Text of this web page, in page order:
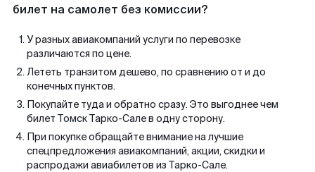
билет на самолет без комиссии?
У разных авиакомпаний услуги по перевозке
различаются по цене.
Лететь транзитом дешево, по сравнению от и до
конечных пунктов.
Покупайте туда и обратно сразу. Это выгоднее чем
билет Томск Тарко-Сале в одну сторону.
При покупке обращайте внимание на лучшие
спецпредложения авиакомпаний, акции, скидки и
распродажи авиабилетов из Тарко-Сале.